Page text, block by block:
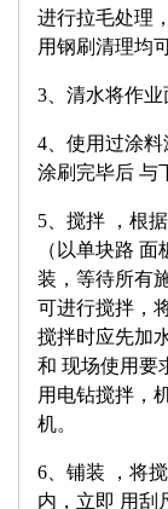
进行拉毛处理
用钢刷清理均
3、清水将作业
4、使用过涂
涂刷完毕后 与
5、搅拌 ，根
（以单块路
装，等待所有
可进行搅拌，
搅拌时应先加
和 现场使用要
用电钻搅拌，
机。
6、铺装 ，将
内，立即 用刮